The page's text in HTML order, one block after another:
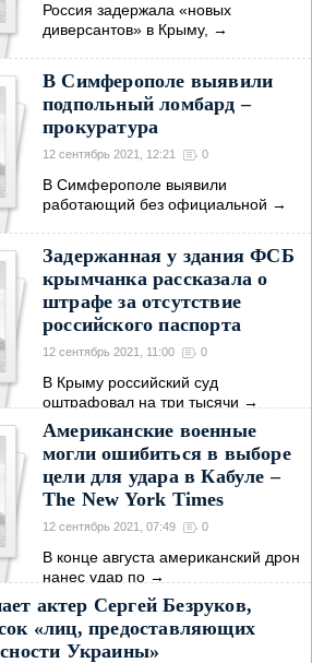
Россия задержала «новых
диверсантов» в Крыму, →
В Симферополе выявили
подпольный ломбард –
прокуратура
12 сентябрь 2021, 12:21 0
В Симферополе выявили
работающий без официальной →
Задержанная у здания ФСБ
крымчанка рассказала о
штрафе за отсутствие
российского паспорта
12 сентябрь 2021, 11:00 0
В Крыму российский суд
оштрафовал на три тысячи →
Американские военные
могли ошибиться в выборе
цели для удара в Кабуле –
The New York Times
12 сентябрь 2021, 07:49 0
В конце августа американский дрон
нанес удар по →
актер Сергей Безруков,
«лиц, предоставляющих
Украины»